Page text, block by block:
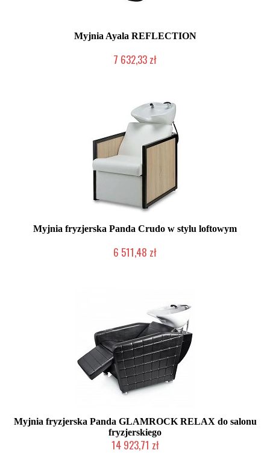
Myjnia Ayala REFLECTION
7 632,33 zł
Myjnia fryzjerska Panda Crudo w stylu loftowym
6 511,48 zł
Myjnia fryzjerska Panda GLAMROCK RELAX do salonu
fryzjerskiego
14 923,71 zł